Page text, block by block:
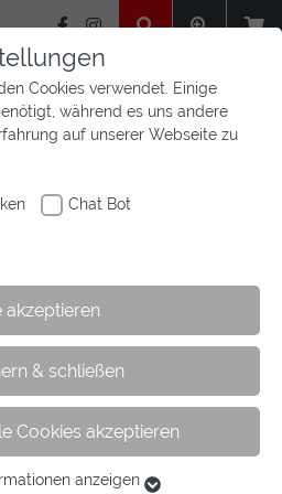
Aktuelles Newsfeed
Cookies verwendet. Einige
während es uns andere
auf unserer Webseite zu
Chat Bot
akzeptieren
& schließen
Cookies akzeptieren
anzeigen